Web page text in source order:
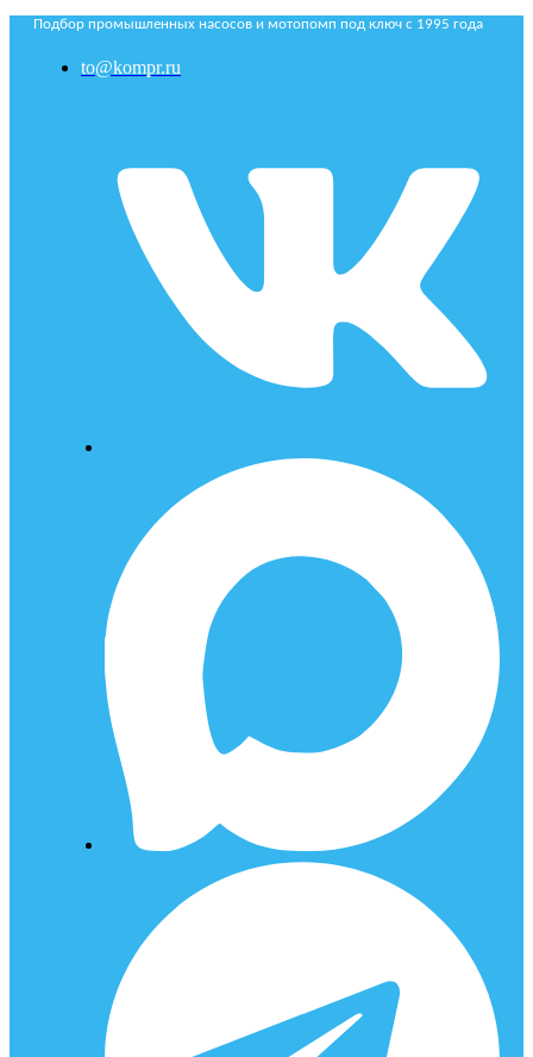
Подбор промышленных насосов и мотопомп под ключ с 1995 года
to@kompr.ru